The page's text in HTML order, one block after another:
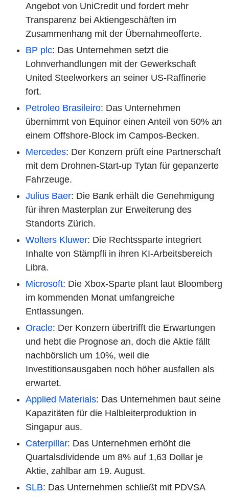
Angebot von UniCredit und fordert mehr
Transparenz bei Aktiengeschäften im
Zusammenhang mit der Übernahmeofferte.
BP plc: Das Unternehmen setzt die
Lohnverhandlungen mit der Gewerkschaft
United Steelworkers an seiner US-Raffinerie
fort.
Petroleo Brasileiro: Das Unternehmen
übernimmt von Equinor einen Anteil von 50% an
einem Offshore-Block im Campos-Becken.
Mercedes: Der Konzern prüft eine Partnerschaft
mit dem Drohnen-Start-up Tytan für gepanzerte
Fahrzeuge.
Julius Baer: Die Bank erhält die Genehmigung
für ihren Masterplan zur Erweiterung des
Standorts Zürich.
Wolters Kluwer: Die Rechtssparte integriert
Inhalte von Stämpfli in ihren KI-Arbeitsbereich
Libra.
Microsoft: Die Xbox-Sparte plant laut Bloomberg
im kommenden Monat umfangreiche
Entlassungen.
Oracle: Der Konzern übertrifft die Erwartungen
und hebt die Prognose an, doch die Aktie fällt
nachbörslich um 10%, weil die
Investitionsausgaben noch höher ausfallen als
erwartet.
Applied Materials: Das Unternehmen baut seine
Kapazitäten für die Halbleiterproduktion in
Singapur aus.
Caterpillar: Das Unternehmen erhöht die
Quartalsdividende um 8% auf 1,63 Dollar je
Aktie, zahlbar am 19. August.
SLB: Das Unternehmen schließt mit PDVSA